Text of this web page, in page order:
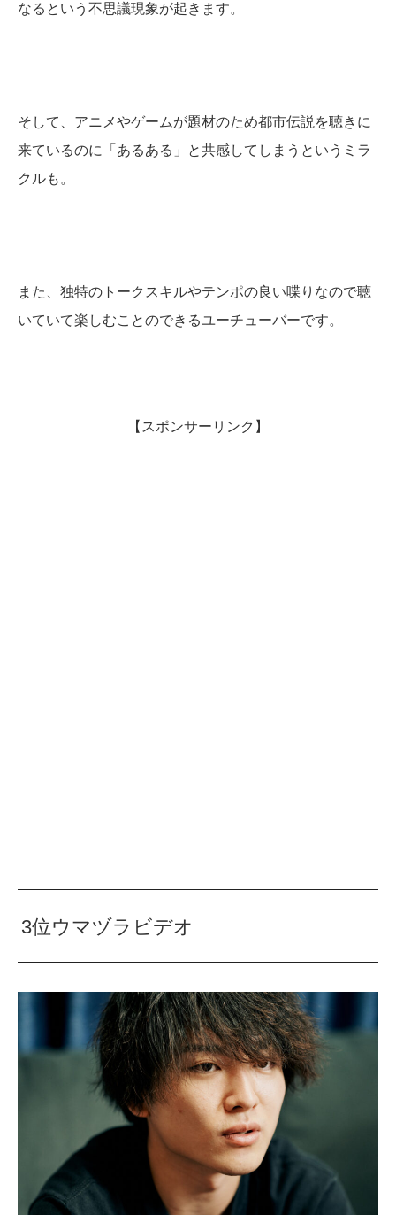
なるという不思議現象が起きます。
そして、アニメやゲームが題材のため都市伝説を聴きに
来ているのに「あるある」と共感してしまうというミラ
クルも。
また、独特のトークスキルやテンポの良い喋りなので聴
いていて楽しむことのできるユーチューバーです。
【スポンサーリンク】
3位ウマヅラビデオ